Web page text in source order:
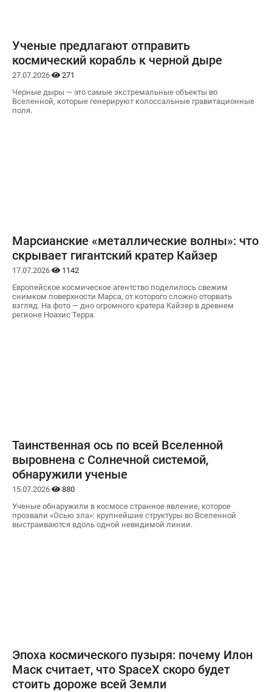
Ученые предлагают отправить
космический корабль к черной дыре
27.07.2026
271
Черные дыры — это самые экстремальные объекты во
Вселенной, которые генерируют колоссальные гравитационные
поля.
Марсианские «металлические волны»: что
скрывает гигантский кратер Кайзер
17.07.2026
1142
Европейское космическое агентство поделилось свежим
снимком поверхности Марса, от которого сложно оторвать
взгляд. На фото — дно огромного кратера Кайзер в древнем
регионе Ноахис Терра.
Таинственная ось по всей Вселенной
выровнена с Солнечной системой,
обнаружили ученые
15.07.2026
880
Ученые обнаружили в космосе странное явление, которое
прозвали «Осью зла»: крупнейшие структуры во Вселенной
выстраиваются вдоль одной невидимой линии.
Эпоха космического пузыря: почему Илон
Маск считает, что SpaceX скоро будет
стоить дороже всей Земли